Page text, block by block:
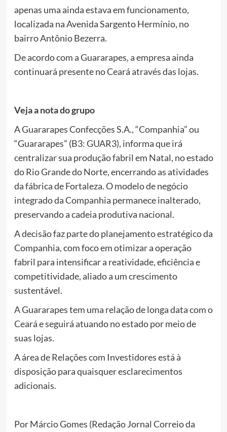
apenas uma ainda estava em funcionamento,
localizada na Avenida Sargento Hermínio, no
bairro Antônio Bezerra.
De acordo com a Guararapes, a empresa ainda
continuará presente no Ceará através das lojas.
Veja a nota do grupo
A Guararapes Confecções S.A., “Companhia” ou
“Guararapes” (B3: GUAR3), informa que irá
centralizar sua produção fabril em Natal, no estado
do Rio Grande do Norte, encerrando as atividades
da fábrica de Fortaleza. O modelo de negócio
integrado da Companhia permanece inalterado,
preservando a cadeia produtiva nacional.
A decisão faz parte do planejamento estratégico da
Companhia, com foco em otimizar a operação
fabril para intensificar a reatividade, eficiência e
competitividade, aliado a um crescimento
sustentável.
A Guararapes tem uma relação de longa data com o
Ceará e seguirá atuando no estado por meio de
suas lojas.
A área de Relações com Investidores está à
disposição para quaisquer esclarecimentos
adicionais.
Por Márcio Gomes (Redação Jornal Correio da